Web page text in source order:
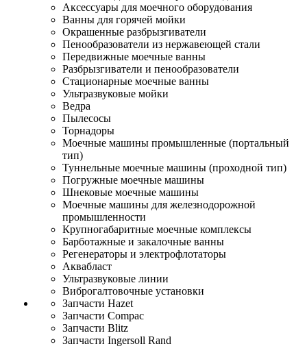
Аксессуары для моечного оборудования
Ванны для горячей мойки
Окрашенные разбрызгиватели
Пенообразователи из нержавеющей стали
Передвижные моечные ванны
Разбрызгиватели и пенообразователи
Стационарные моечные ванны
Ультразвуковые мойки
Ведра
Пылесосы
Торнадоры
Моечные машины промышленные (портальный
тип)
Туннельные моечные машины (проходной тип)
Погружные моечные машины
Шнековые моечные машины
Моечные машины для железнодорожной
промышленности
Крупногабаритные моечные комплексы
Барботажные и закалочные ванны
Регенераторы и электрофлотаторы
Аквабласт
Ультразвуковые линии
Виброгалтовочные установки
Запчасти Hazet
Запчасти Compac
Запчасти Blitz
Запчасти Ingersoll Rand